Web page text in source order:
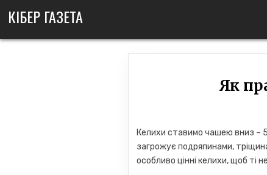
КІБЕР ГАЗЕТА
Як
Келихи ставимо чашею вниз –
загрожує подряпинами,
особливо цінні келихи, щоб ті